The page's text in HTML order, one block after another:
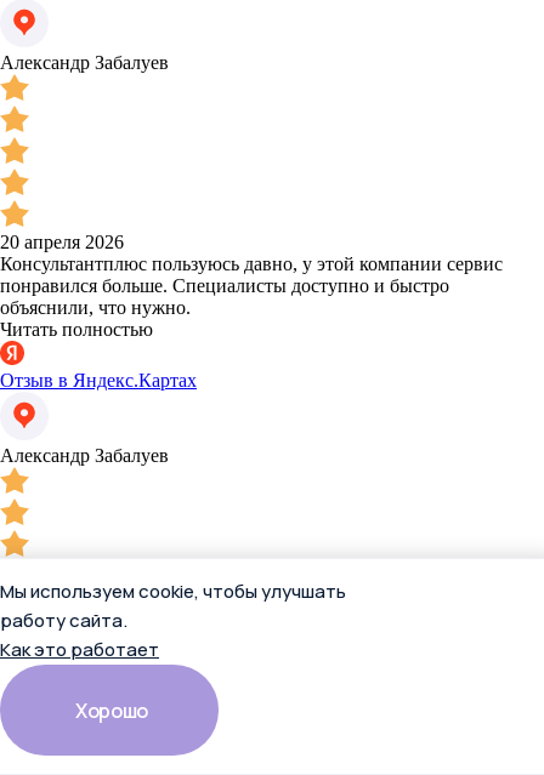
Александр Забалуев
20 апреля 2026
Консультантплюс пользуюсь давно, у этой компании сервис
понравился больше. Специалисты доступно и быстро
объяснили, что нужно.
Читать полностью
Отзыв в Яндекс.Картах
Александр Забалуев
20 апреля 2026
Консультантплюс пользуюсь давно, у этой компании сервис
понравился больше. Специалисты доступно и быстро
объяснили, что нужно.
Отзыв в Яндекс.Картах
Мы используем cookie, чтобы улучшать
работу сайта.
Как это работает
Хорошо